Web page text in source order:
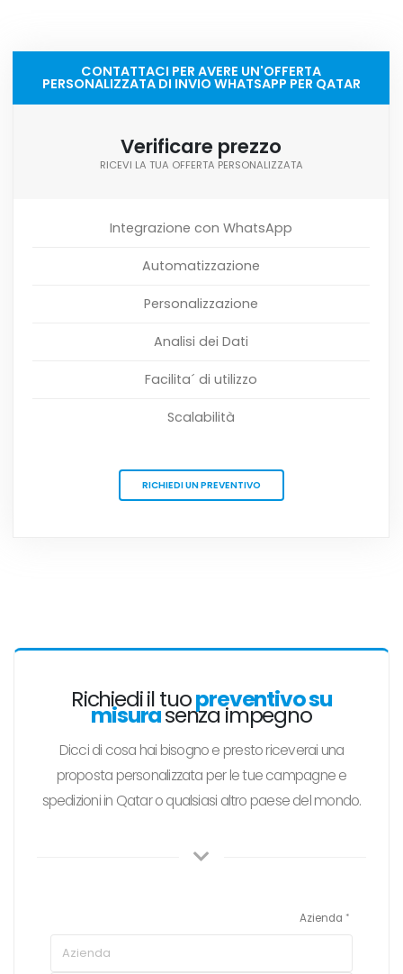
CONTATTACI PER AVERE UN'OFFERTA
PERSONALIZZATA DI INVIO WHATSAPP PER QATAR
Verificare prezzo
RICEVI LA TUA OFFERTA PERSONALIZZATA
Integrazione con WhatsApp
Automatizzazione
Personalizzazione
Analisi dei Dati
Facilita´ di utilizzo
Scalabilità
RICHIEDI UN PREVENTIVO
Richiedi il tuopreventivo su
misurasenza impegno
Dicci di cosa hai bisogno e presto riceverai una
proposta personalizzata per le tue campagne e
spedizioni in Qatar o qualsiasi altro paese del mondo.
Azienda